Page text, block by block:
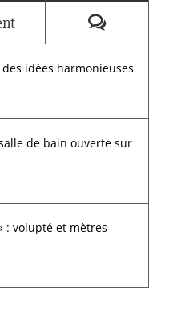
idées harmonieuses
de bain ouverte sur
: volupté et mètres